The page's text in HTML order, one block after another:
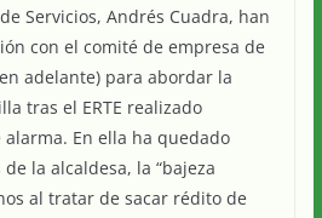
Servicios, Andrés Cuadra, han
con el comité de empresa de
adelante) para abordar la
tras el ERTE realizado
En ella ha quedado
la alcaldesa, la “bajeza
al tratar de sacar rédito de